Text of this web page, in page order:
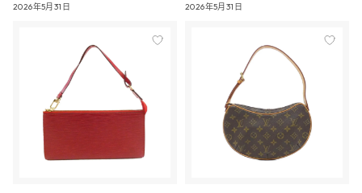
2026年5月31日 2026年5月31日